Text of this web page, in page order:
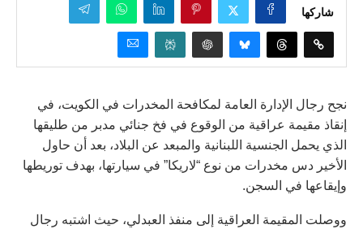
شاركها
نجح رجال الإدارة العامة لمكافحة المخدرات في الكويت، في
إنقاذ مقيمة عراقية من الوقوع في فخ جنائي مدبر من طليقها
الذي يحمل الجنسية اللبنانية والمبعد عن البلاد، بعد أن حاول
الأخير دس مخدرات من نوع “لاريكا” في سيارتها، بهدف توريطها
وإيقاعها في السجن.
ووصلت المقيمة العراقية إلى منفذ العبدلي، حيث اشتبه رجال